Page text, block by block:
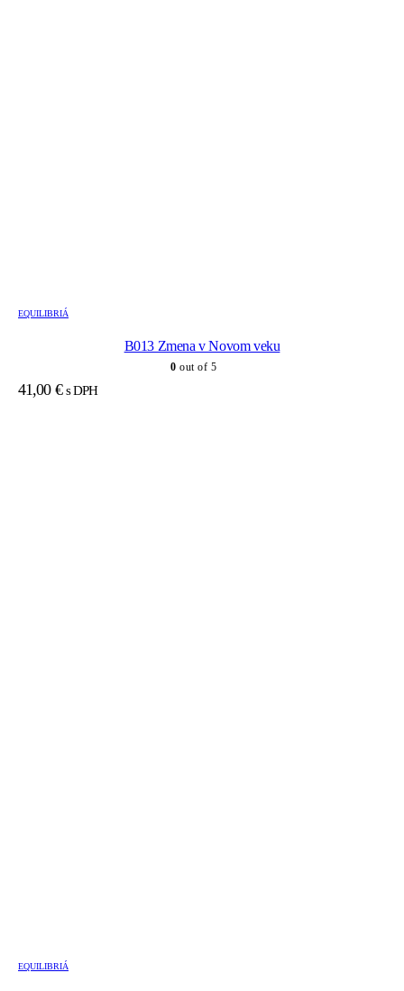
EQUILIBRIÁ
B013 Zmena v Novom veku
0 out of 5
41,00 € s DPH
EQUILIBRIÁ